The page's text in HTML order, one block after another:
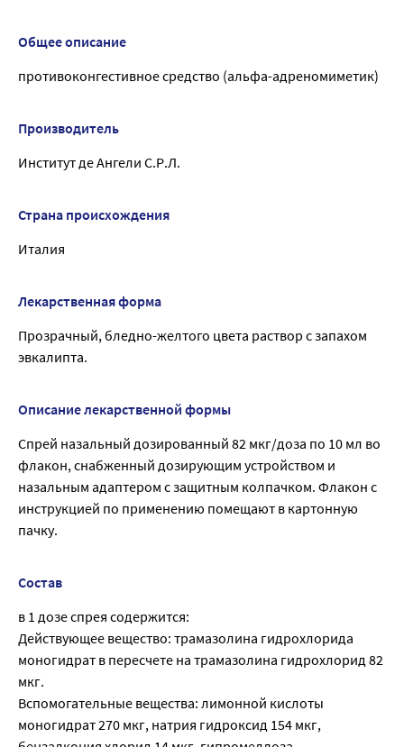
Общее описание
противоконгестивное средство (альфа-адреномиметик)
Производитель
Институт де Ангели С.Р.Л.
Страна происхождения
Италия
Лекарственная форма
Прозрачный, бледно-желтого цвета раствор с запахом
эвкалипта.
Описание лекарственной формы
Спрей назальный дозированный 82 мкг/доза по 10 мл во
флакон, снабженный дозирующим устройством и
назальным адаптером с защитным колпачком. Флакон с
инструкцией по применению помещают в картонную
пачку.
Состав
в 1 дозе спрея содержится:
Действующее вещество: трамазолина гидрохлорида
моногидрат в пересчете на трамазолина гидрохлорид 82
мкг.
Вспомогательные вещества: лимонной кислоты
моногидрат 270 мкг, натрия гидроксид 154 мкг,